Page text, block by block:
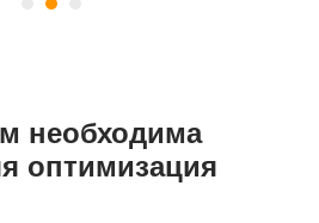
необходима
оптимизация